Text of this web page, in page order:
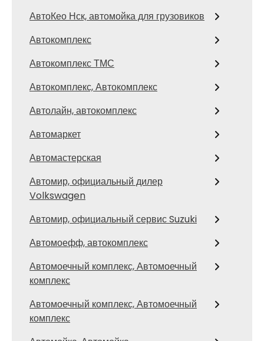
АвтоКео Нск, автомойка для грузовиков
Автокомплекс
Автокомплекс ТМС
Автокомплекс, Автокомплекс
Автолайн, автокомплекс
Автомаркет
Автомастерская
Автомир, официальный дилер
Volkswagen
Автомир, официальный сервис Suzuki
Автомоефф, автокомплекс
Автомоечный комплекс, Автомоечный
комплекс
Автомоечный комплекс, Автомоечный
комплекс